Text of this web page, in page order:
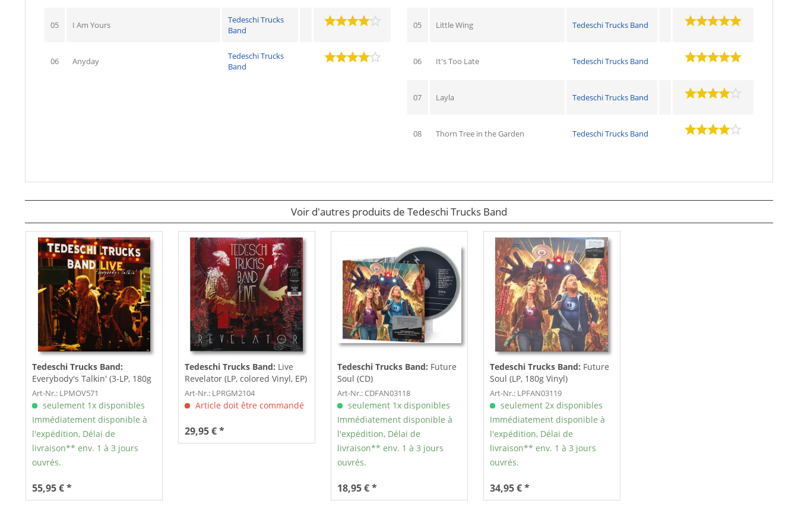
05 I Am Yours
Tedeschi Trucks
Band
06 Anyday
Tedeschi Trucks
Band
05 Little Wing Tedeschi Trucks Band
06 It's Too Late Tedeschi Trucks Band
07 Layla Tedeschi Trucks Band
08 Thorn Tree in the Garden Tedeschi Trucks Band
Voir d'autres produits de Tedeschi Trucks Band
Tedeschi Trucks Band:
Everybody's Talkin' (3-LP, 180g
colored Vinyl,...
Art-Nr.: LPMOV571
seulement 1x disponibles
Immédiatement disponible à
l'expédition, Délai de
livraison** env. 1 à 3 jours
ouvrés.
55,95 € *
Tedeschi Trucks Band: Live
Revelator (LP, colored Vinyl, EP)
Art-Nr.: LPRGM2104
Article doit être commandé
29,95 € *
Tedeschi Trucks Band: Future
Soul (CD)
Art-Nr.: CDFAN03118
seulement 1x disponibles
Immédiatement disponible à
l'expédition, Délai de
livraison** env. 1 à 3 jours
ouvrés.
18,95 € *
Tedeschi Trucks Band: Future
Soul (LP, 180g Vinyl)
Art-Nr.: LPFAN03119
seulement 2x disponibles
Immédiatement disponible à
l'expédition, Délai de
livraison** env. 1 à 3 jours
ouvrés.
34,95 € *